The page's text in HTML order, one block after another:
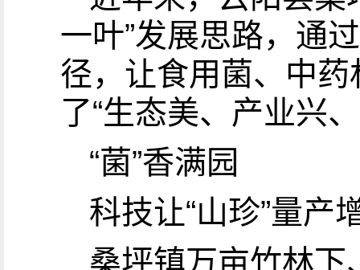
一叶”发展思路，通
径，让食用菌、中
了“生态美、产业兴
“菌”香满园
科技让“山珍”量产
桑坪镇万亩竹林下